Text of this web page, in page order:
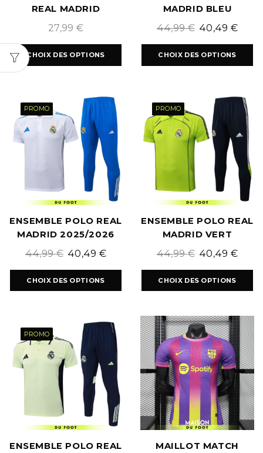
REAL MADRID
EXTÉRIEUR 2026/2027
27,99 €
CHOIX DES OPTIONS
MADRID BLEU
2025/2026
44,99€ 40,49 €
CHOIX DES OPTIONS
PROMO
ENSEMBLE POLO REAL
MADRID 2025/2026
44,99€ 40,49 €
CHOIX DES OPTIONS
PROMO
ENSEMBLE POLO REAL
MADRID VERT
2025/2026
44,99€ 40,49 €
CHOIX DES OPTIONS
PROMO
ENSEMBLE POLO REAL
MAILLOT MATCH